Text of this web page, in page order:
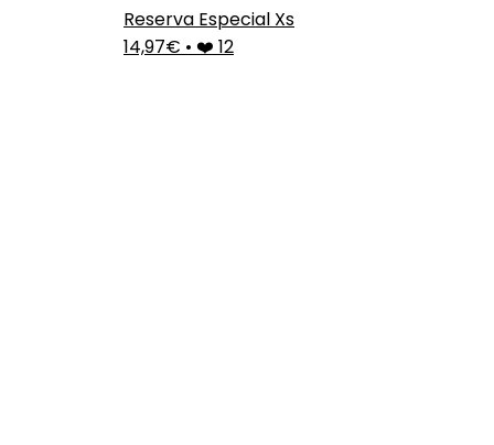
Reserva Especial Xs
14,97€ • ❤️ 12